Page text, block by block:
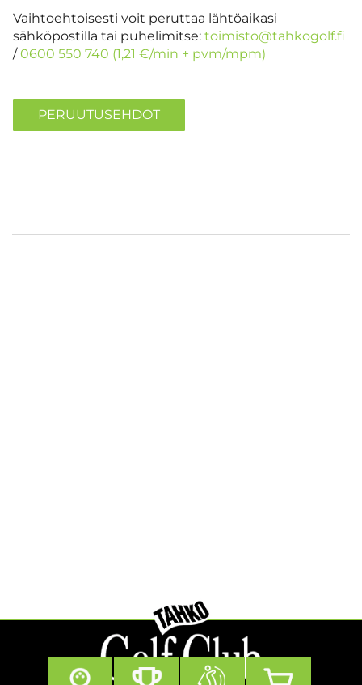
Vaihtoehtoisesti voit peruttaa lähtöaikasi
sähköpostilla tai puhelimitse: toimisto@tahkogolf.fi
/0600 550 740 (1,21 €/min + pvm/mpm)
PERUUTUSEHDOT